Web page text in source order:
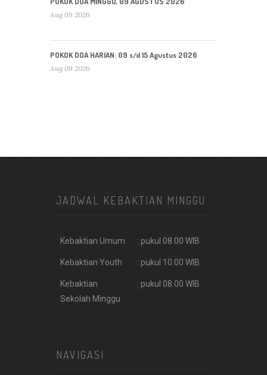
Aug 09 2026
POKOK DOA HARIAN: 09 s/d 15 Agustus 2026
Aug 09 2026
JADWAL KEBAKTIAN MINGGU
Kebaktian Umum : pukul 08.00 WIB
Kebaktian Youth : pukul 10.00 WIB
Kebaktian
Sekolah Minggu
: pukul 08.00 WIB
NAVIGASI